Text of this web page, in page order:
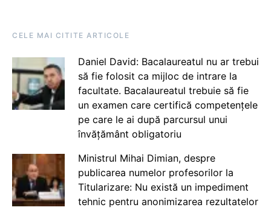
CELE MAI CITITE ARTICOLE
Daniel David: Bacalaureatul nu ar trebui
să fie folosit ca mijloc de intrare la
facultate. Bacalaureatul trebuie să fie
un examen care certifică competențele
pe care le ai după parcursul unui
învățământ obligatoriu
Ministrul Mihai Dimian, despre
publicarea numelor profesorilor la
Titularizare: Nu există un impediment
tehnic pentru anonimizarea rezultatelor